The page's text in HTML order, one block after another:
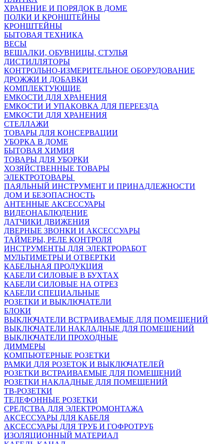
ХРАНЕНИЕ И ПОРЯДОК В ДОМЕ
ПОЛКИ И КРОНШТЕЙНЫ
КРОНШТЕЙНЫ
БЫТОВАЯ ТЕХНИКА
ВЕСЫ
ВЕШАЛКИ, ОБУВНИЦЫ, СТУЛЬЯ
ДИСТИЛЛЯТОРЫ
КОНТРОЛЬНО-ИЗМЕРИТЕЛЬНОЕ ОБОРУДОВАНИЕ
ДРОЖЖИ И ДОБАВКИ
КОМПЛЕКТУЮЩИЕ
ЕМКОСТИ ДЛЯ ХРАНЕНИЯ
ЕМКОСТИ И УПАКОВКА ДЛЯ ПЕРЕЕЗДА
ЕМКОСТИ ДЛЯ ХРАНЕНИЯ
СТЕЛЛАЖИ
ТОВАРЫ ДЛЯ КОНСЕРВАЦИИ
УБОРКА В ДОМЕ
БЫТОВАЯ ХИМИЯ
ТОВАРЫ ДЛЯ УБОРКИ
ХОЗЯЙСТВЕННЫЕ ТОВАРЫ
ЭЛЕКТРОТОВАРЫ
ПАЯЛЬНЫЙ ИНСТРУМЕНТ И ПРИНАДЛЕЖНОСТИ
ДОМ И БЕЗОПАСНОСТЬ
АНТЕННЫЕ АКСЕССУАРЫ
ВИДЕОНАБЛЮДЕНИЕ
ДАТЧИКИ ДВИЖЕНИЯ
ДВЕРНЫЕ ЗВОНКИ И АКСЕССУАРЫ
ТАЙМЕРЫ, РЕЛЕ КОНТРОЛЯ
ИНСТРУМЕНТЫ ДЛЯ ЭЛЕКТРОРАБОТ
МУЛЬТИМЕТРЫ И ОТВЕРТКИ
КАБЕЛЬНАЯ ПРОДУКЦИЯ
КАБЕЛИ СИЛОВЫЕ В БУХТАХ
КАБЕЛИ СИЛОВЫЕ НА ОТРЕЗ
КАБЕЛИ СПЕЦИАЛЬНЫЕ
РОЗЕТКИ И ВЫКЛЮЧАТЕЛИ
БЛОКИ
ВЫКЛЮЧАТЕЛИ ВСТРАИВАЕМЫЕ ДЛЯ ПОМЕЩЕНИЙ
ВЫКЛЮЧАТЕЛИ НАКЛАДНЫЕ ДЛЯ ПОМЕЩЕНИЙ
ВЫКЛЮЧАТЕЛИ ПРОХОДНЫЕ
ДИММЕРЫ
КОМПЬЮТЕРНЫЕ РОЗЕТКИ
РАМКИ ДЛЯ РОЗЕТОК И ВЫКЛЮЧАТЕЛЕЙ
РОЗЕТКИ ВСТРАИВАЕМЫЕ ДЛЯ ПОМЕЩЕНИЙ
РОЗЕТКИ НАКЛАДНЫЕ ДЛЯ ПОМЕЩЕНИЙ
ТВ-РОЗЕТКИ
ТЕЛЕФОННЫЕ РОЗЕТКИ
СРЕДСТВА ДЛЯ ЭЛЕКТРОМОНТАЖА
АКСЕССУАРЫ ДЛЯ КАБЕЛЯ
АКСЕССУАРЫ ДЛЯ ТРУБ И ГОФРОТРУБ
ИЗОЛЯЦИОННЫЙ МАТЕРИАЛ